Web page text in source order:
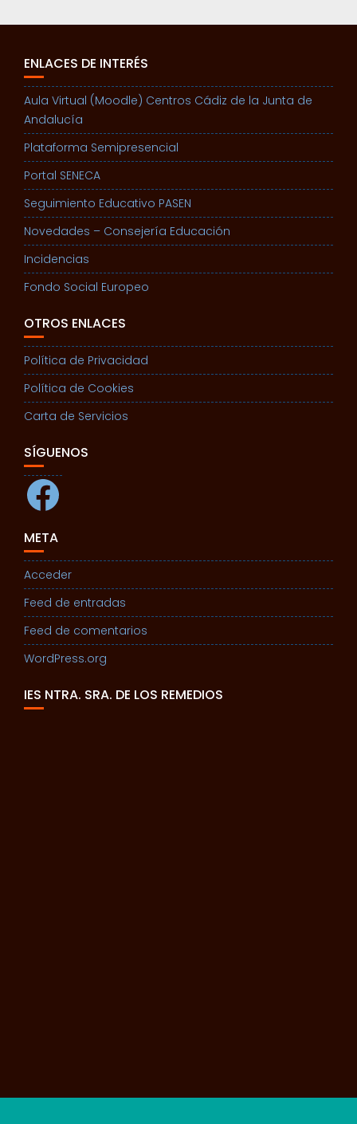
ENLACES DE INTERÉS
Aula Virtual (Moodle) Centros Cádiz de la Junta de
Andalucía
Plataforma Semipresencial
Portal SENECA
Seguimiento Educativo PASEN
Novedades – Consejería Educación
Incidencias
Fondo Social Europeo
OTROS ENLACES
Política de Privacidad
Política de Cookies
Carta de Servicios
SÍGUENOS
Facebook
META
Acceder
Feed de entradas
Feed de comentarios
WordPress.org
IES NTRA. SRA. DE LOS REMEDIOS